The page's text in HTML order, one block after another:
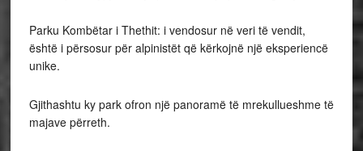
Parku Kombëtar i Thethit: i vendosur në veri të vendit,
është i përsosur për alpinistët që kërkojnë një eksperiencë
unike.
Gjithashtu ky park ofron një panoramë të mrekullueshme të
majave përreth.